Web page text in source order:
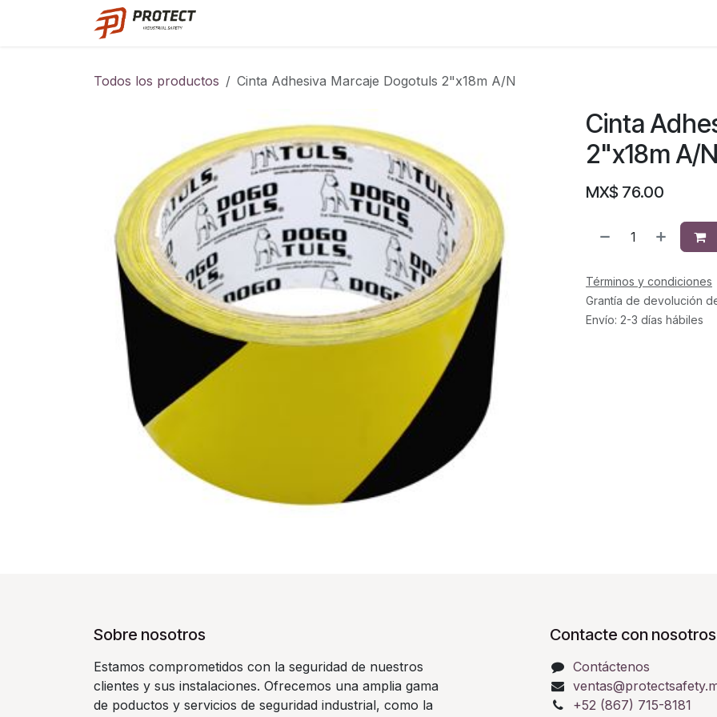
Todos los productos Cinta Adhesiva Marcaje Dogotuls 2"x18m A/N
Cinta
2"x18m A/
MX$ 76.00
Términos y condiciones
Grantía de devolución
Envío: 2-3 días hábiles
Sobre nosotros
Estamos comprometidos con la seguridad de nuestros
clientes y sus instalaciones. Ofrecemos una amplia gama
de poductos y servicios de seguridad industrial, como la
Contacte con nosotros
Contáctenos
+52 (867) 715-8181